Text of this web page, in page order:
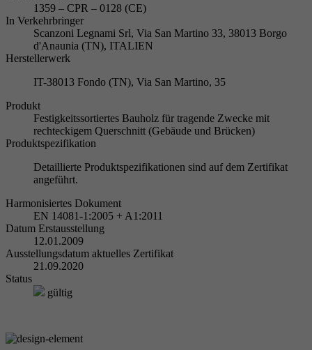
1359 – CPR – 0128 (CE)
In Verkehrbringer
Scanzoni Legnami Srl, Via San Martino 33, 38013 Borgo
d'Anaunia (TN), ITALIEN
Herstellerwerk
IT-38013 Fondo (TN), Via San Martino, 35
Produkt
Festigkeitssortiertes Bauholz für tragende Zwecke mit
rechteckigem Querschnitt (Gebäude und Brücken)
Produktspezifikation
Detaillierte Produktspezifikationen sind auf dem Zertifikat
angeführt.
Harmonisiertes Dokument
EN 14081-1:2005 + A1:2011
Datum Erstausstellung
12.01.2009
Ausstellungsdatum aktuelles Zertifikat
21.09.2020
Status
gültig